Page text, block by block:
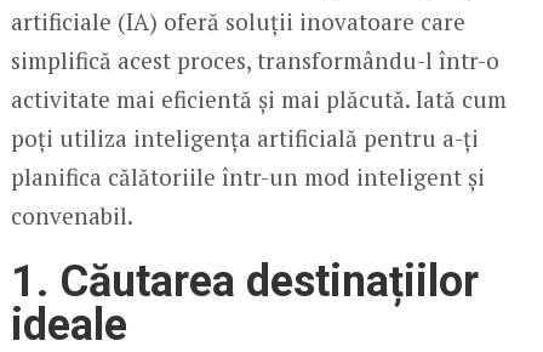
artificiale (IA) oferă soluții inovatoare care
simplifică acest proces, transformându-l într-o
activitate mai eficientă și mai plăcută. Iată cum
poți utiliza inteligența artificială pentru a-ți
planifica călătoriile într-un mod inteligent și
convenabil.
1. Căutarea destinațiilor
ideale